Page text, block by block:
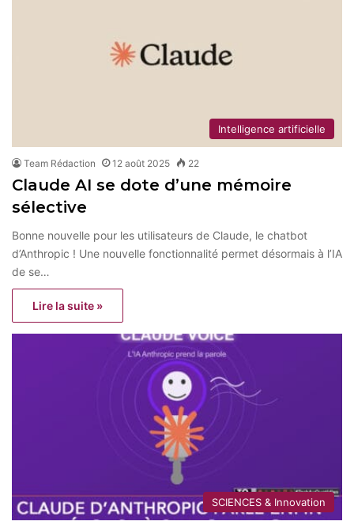
Intelligence artificielle
Team Rédaction 12 août 2025 22
Claude AI se dote d’une mémoire
sélective
Bonne nouvelle pour les utilisateurs de Claude, le chatbot
d’Anthropic ! Une nouvelle fonctionnalité permet désormais à l’IA
de se…
Lire la suite »
SCIENCES & Innovation